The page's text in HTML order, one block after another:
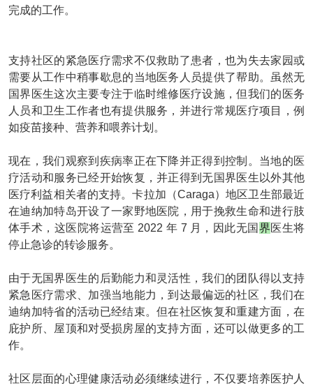
完成的工作。
支持社区的紧急医疗需求不仅救助了患者，也为失去家园或
需要从工作中稍事歇息的当地医务人员提供了帮助。虽然无
国界医生这次主要专注于临时维修医疗设施，但我们的医务
人员和卫生工作者也有提供服务，并进行常规医疗项目，例
如疫苗接种、营养和喂养计划。
现在，我们观察到疾病率正在下降并正得到控制。当地的医
疗活动和服务已经开始恢复，并正得到无国界医生以外其他
医疗利益相关者的支持。卡拉加（Caraga）地区卫生部最近
在迪纳加特岛开设了一家野地医院，用于挽救生命和进行肢
体手术，这医院将运营至 2022 年 7 月，因此无国 界医生将
停止急诊的转诊服务。
由于无国界医生的后勤能力和灵活性，我们的团队得以支持
紧急医疗需求、加强当地能力，到达最偏远的社区，我们在
迪纳加特省的活动已经结束。但在社区恢复和重建方面，在
庇护所、屋顶和对受损房屋的支持方面，还可以做更多的工
作。
社区层面的心理健康活动必须继续进行，不仅要培养医护人